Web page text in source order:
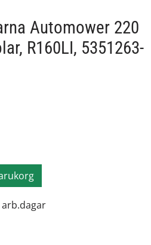
Automower 220
R160LI, 5351263-